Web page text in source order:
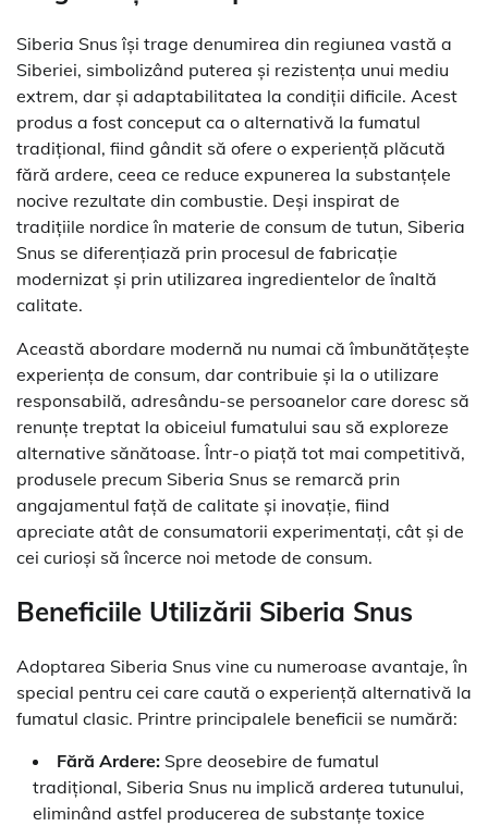
Siberia Snus își trage denumirea din regiunea vastă a
Siberiei, simbolizând puterea și rezistența unui mediu
extrem, dar și adaptabilitatea la condiții dificile. Acest
produs a fost conceput ca o alternativă la fumatul
tradițional, fiind gândit să ofere o experiență plăcută
fără ardere, ceea ce reduce expunerea la substanțele
nocive rezultate din combustie. Deși inspirat de
tradițiile nordice în materie de consum de tutun, Siberia
Snus se diferențiază prin procesul de fabricație
modernizat și prin utilizarea ingredientelor de înaltă
calitate.
Această abordare modernă nu numai că îmbunătățește
experiența de consum, dar contribuie și la o utilizare
responsabilă, adresându-se persoanelor care doresc să
renunțe treptat la obiceiul fumatului sau să exploreze
alternative sănătoase. Într-o piață tot mai competitivă,
produsele precum Siberia Snus se remarcă prin
angajamentul față de calitate și inovație, fiind
apreciate atât de consumatorii experimentați, cât și de
cei curioși să încerce noi metode de consum.
Beneficiile Utilizării Siberia Snus
Adoptarea Siberia Snus vine cu numeroase avantaje, în
special pentru cei care caută o experiență alternativă la
fumatul clasic. Printre principalele beneficii se numără:
Fără Ardere: Spre deosebire de fumatul
tradițional, Siberia Snus nu implică arderea tutunului,
eliminând astfel producerea de substanțe toxice